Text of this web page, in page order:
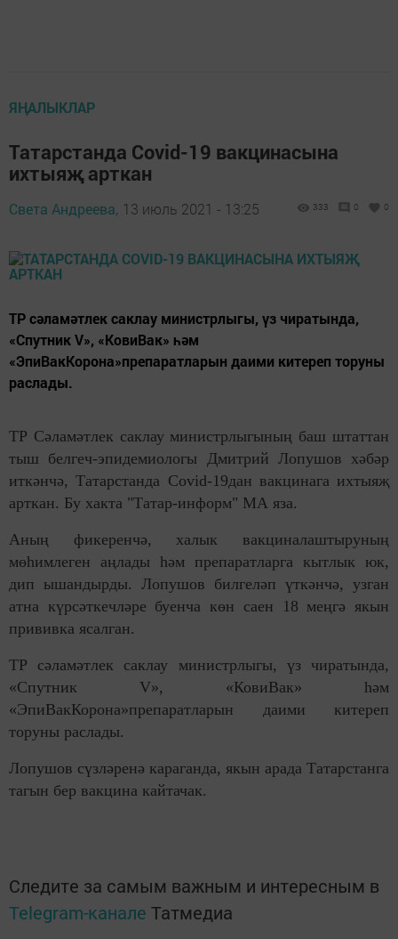
ЯҢАЛЫКЛАР
Татарстанда Covid-19 вакцинасына
ихтыяҗ арткан
Света Андреева, 13 июль 2021 - 13:25 333 0 0
ТР сәламәтлек саклау министрлыгы, үз чиратында,
«Спутник V», «КовиВак» һәм
«ЭпиВакКорона»препаратларын даими китереп торуны
раслады.
ТР Сәламәтлек саклау министрлыгының баш штаттан
тыш белгеч-эпидемиологы Дмитрий Лопушов хәбәр
иткәнчә, Татарстанда Covid-19дан вакцинага ихтыяҗ
арткан. Бу хакта "Татар-информ" МА яза.
Аның фикеренчә, халык вакциналаштыруның
мөһимлеген аңлады һәм препаратларга кытлык юк,
дип ышандырды. Лопушов билгеләп үткәнчә, узган
атна күрсәткечләре буенча көн саен 18 меңгә якын
прививка ясалган.
ТР сәламәтлек саклау министрлыгы, үз чиратында,
«Спутник V», «КовиВак» һәм
«ЭпиВакКорона»препаратларын даими китереп
торуны раслады.
Лопушов сүзләренә караганда, якын арада Татарстанга
тагын бер вакцина кайтачак.
Следите за самым важным и интересным в
Telegram-канале Татмедиа